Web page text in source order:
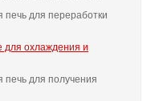
для переработки
для охлаждения и
для получения